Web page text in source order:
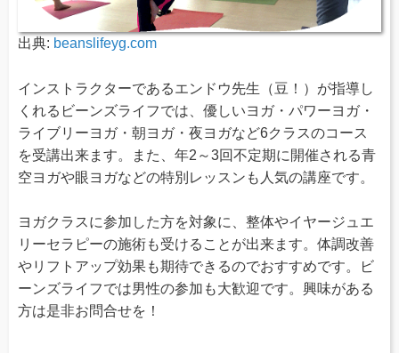
出典: beanslifeyg.com
インストラクターであるエンドウ先生（豆！）が指導し
くれるビーンズライフでは、優しいヨガ・パワーヨガ・
ライブリーヨガ・朝ヨガ・夜ヨガなど6クラスのコース
を受講出来ます。また、年2～3回不定期に開催される青
空ヨガや眼ヨガなどの特別レッスンも人気の講座です。
ヨガクラスに参加した方を対象に、整体やイヤージュエ
リーセラピーの施術も受けることが出来ます。体調改善
やリフトアップ効果も期待できるのでおすすめです。ビ
ーンズライフでは男性の参加も大歓迎です。興味がある
方は是非お問合せを！